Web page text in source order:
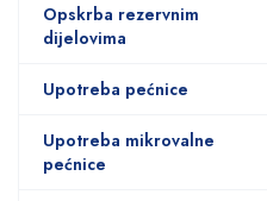
Opskrba rezervnim
dijelovima
Upotreba pećnice
Upotreba mikrovalne
pećnice